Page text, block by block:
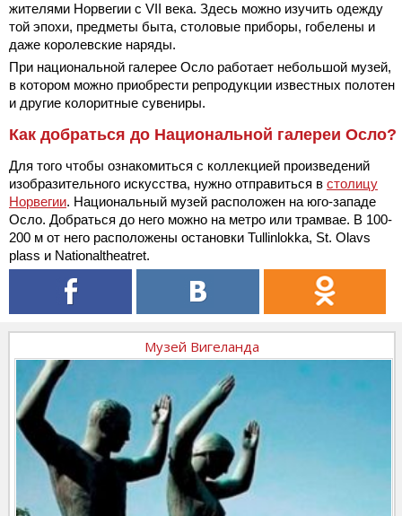
жителями Норвегии с VII века. Здесь можно изучить одежду
той эпохи, предметы быта, столовые приборы, гобелены и
даже королевские наряды.
При национальной галерее Осло работает небольшой музей,
в котором можно приобрести репродукции известных полотен
и другие колоритные сувениры.
Как добраться до Национальной галереи Осло?
Для того чтобы ознакомиться с коллекцией произведений
изобразительного искусства, нужно отправиться в столицу
Норвегии. Национальный музей расположен на юго-западе
Осло. Добраться до него можно на метро или трамвае. В 100-
200 м от него расположены остановки Tullinlokka, St. Olavs
plass и Nationaltheatret.
Музей Вигеланда